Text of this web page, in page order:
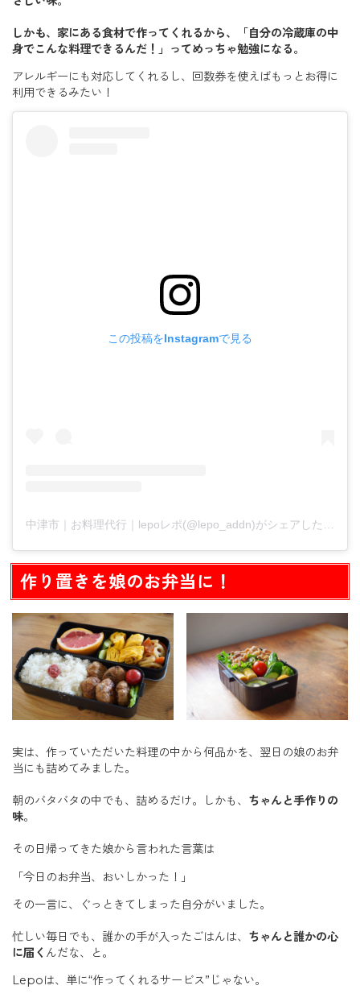
しかも、家にある食材で作ってくれるから、「自分の冷蔵庫の中
身でこんな料理できるんだ！」ってめっちゃ勉強になる。
アレルギーにも対応してくれるし、回数券を使えばもっとお得に
利用できるみたい！
この投稿をInstagramで見る
作り置きを娘のお弁当に！
実は、作っていただいた料理の中から何品かを、翌日の娘のお弁
当にも詰めてみました。
朝のバタバタの中でも、詰めるだけ。しかも、 ちゃんと手作りの
味。
その日帰ってきた娘から言われた言葉は
「今日のお弁当、おいしかった！」
その一言に、ぐっときてしまった自分がいました。
忙しい毎日でも、誰かの手が入ったごはんは、 ちゃんと誰かの心
に届く んだな、と。
Lepoは、単に“作ってくれるサービス”じゃない。